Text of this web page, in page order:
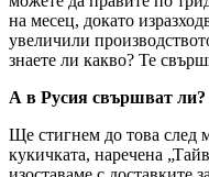
на месец, докато
увеличили
знаете ли какво? Те
А в Русия свършват ли?
Ще стигнем до това след
кукичката, наречена